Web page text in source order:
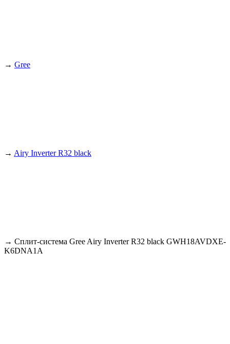
→ Gree
→ Airy Inverter R32 black
→ Сплит-система Gree Airy Inverter R32 black GWH18AVDXE-
K6DNA1A